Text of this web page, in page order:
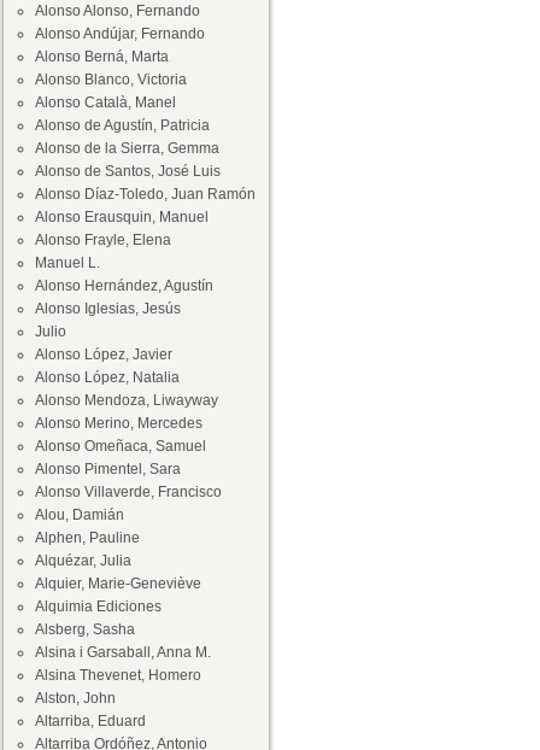
Alonso Alonso, Fernando
Alonso Andújar, Fernando
Alonso Berná, Marta
Alonso Blanco, Victoria
Alonso Català, Manel
Alonso de Agustín, Patricia
Alonso de la Sierra, Gemma
Alonso de Santos, José Luis
Alonso Díaz-Toledo, Juan Ramón
Alonso Erausquin, Manuel
Alonso Frayle, Elena
Manuel L.
Alonso Hernández, Agustín
Alonso Iglesias, Jesús
Julio
Alonso López, Javier
Alonso López, Natalia
Alonso Mendoza, Liwayway
Alonso Merino, Mercedes
Alonso Omeñaca, Samuel
Alonso Pimentel, Sara
Alonso Villaverde, Francisco
Alou, Damián
Alphen, Pauline
Alquézar, Julia
Alquier, Marie-Geneviève
Alquimia Ediciones
Alsberg, Sasha
Alsina i Garsaball, Anna M.
Alsina Thevenet, Homero
Alston, John
Altarriba, Eduard
Altarriba Ordóñez, Antonio